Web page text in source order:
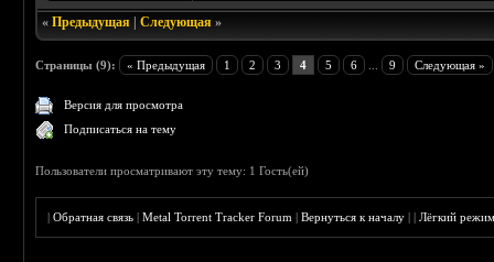
«Предыдущая |Следующая »
Страницы (9): « Предыдущая 1 2 3 4 5 6 9 Следующая »
Версия для просмотра
Подписаться на тему
Пользователи просматривают эту тему: 1 Гость(ей)
|Обратная связь |Metal Torrent Tracker Forum |Вернуться к началу ||Лёгкий